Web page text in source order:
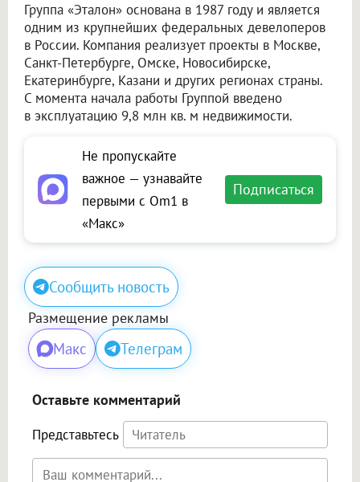
Группа «Эталон» основана в 1987 году и является
одним из крупнейших федеральных девелоперов
в России. Компания реализует проекты в Москве,
Санкт-Петербурге, Омске, Новосибирске,
Екатеринбурге, Казани и других регионах страны.
С момента начала работы Группой введено
в эксплуатацию 9,8 млн кв. м недвижимости.
Не пропускайте
важное — узнавайте
первыми с Om1 в
«Макс»
Подписаться
Сообщить новость
Размещение рекламы
Макс Телеграм
Оставьте комментарий
Представьтесь